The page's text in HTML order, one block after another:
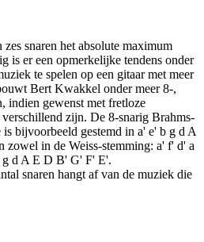
snaren het absolute maximum
is er een opmerkelijke tendens onder
te spelen op een gitaar met meer
Bert Kwakkel onder meer 8-,
indien gewenst met fretloze
zijn. De 8-snarig Brahms-
bijvoorbeeld gestemd in a' e' b g d A
zowel in de Weiss-stemming: a' f' d' a
d A E D B' G' F' E'.
snaren hangt af van de muziek die